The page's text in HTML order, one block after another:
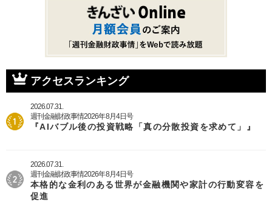
ト
ペ
ー
ジ
ジ
ジ
アクセスランキング
2026.07.31.
週刊金融財政事情2026年8月4日号
『AIバブル後の投資戦略「真の分散投資を求めて」』
2026.07.31.
週刊金融財政事情2026年8月4日号
本格的な金利のある世界が金融機関や家計の行動変容を
促進